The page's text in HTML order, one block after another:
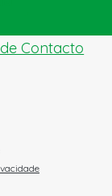
Contacto